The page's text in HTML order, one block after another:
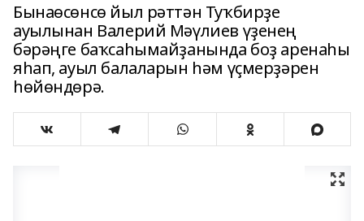
Бынаөсөнсө йыл рәттән Туҡбирҙе
ауылынан Валерий Мәүлиев үҙенең
бәрәңге баҡсаһымайҙанында боҙ аренаһы
яһап, ауыл балаларын һәм үҫмерҙәрен
һөйөндөрә.